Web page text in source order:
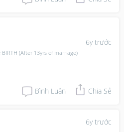
6y trước
(After 13yrs of marriage)
Bình Luận Chia Sẻ
6y trước